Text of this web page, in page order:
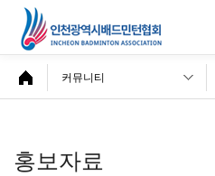
커뮤니티
홍보자료